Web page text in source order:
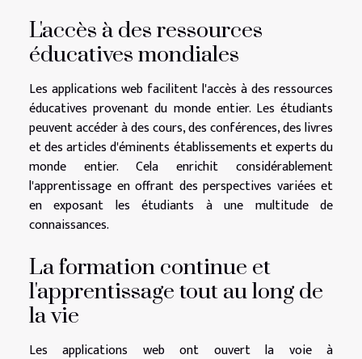
L'accès à des ressources
éducatives mondiales
Les applications web facilitent l'accès à des ressources
éducatives provenant du monde entier. Les étudiants
peuvent accéder à des cours, des conférences, des livres
et des articles d'éminents établissements et experts du
monde entier. Cela enrichit considérablement
l'apprentissage en offrant des perspectives variées et
en exposant les étudiants à une multitude de
connaissances.
La formation continue et
l'apprentissage tout au long de
la vie
Les applications web ont ouvert la voie à